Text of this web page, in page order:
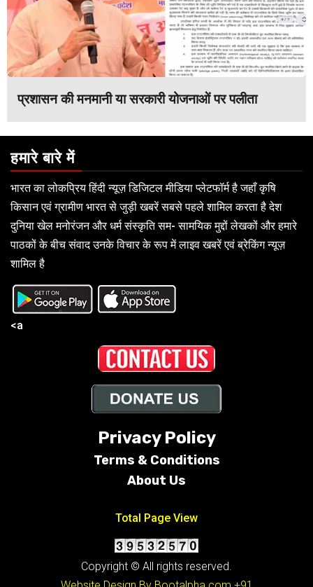
प्रशासन की मनमानी या सरकारी योजनाओं पर पलीता
हमारे बारे में
भारत का लोकप्रिय हिंदी न्यूज़ डिजिटल मीडिया प्लेटफॉर्म है जहाँ कृषि
किसान एवं ग्रामीण भारत से जुड़ी खबरें सबसे पहले शामिल करता है देश
दुनिया खेल मनोरंजन और धर्म संस्कृति सम- सामयिक मुद्दों लेखकों और हमारे
पाठकों के बीच संवाद उनके विचार के रूप में लाइव खबरें एवं ब्रेकिंग न्यूज़
शामिल है
<a
Privacy Policy
Terms & Conditions
About Us
Total Page View
Copyright © All rights reserved.